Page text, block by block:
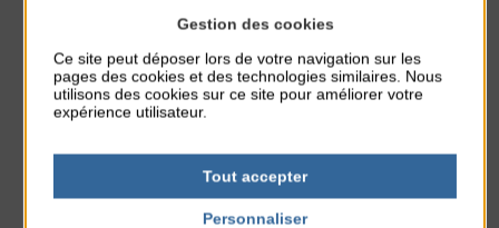
Exposition
Sécurité
Dans l'agenda de la Station
Gestion des cookies
Ce site peut déposer lors de votre navigation sur les
pages des cookies et des technologies similaires. Nous
utilisons des cookies sur ce site pour améliorer votre
expérience utilisateur.
Tout accepter
Personnaliser